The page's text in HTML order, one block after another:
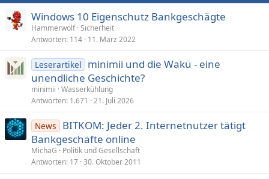
Windows 10 Eigenschutz Bankgeschägte
Hammerwolf Sicherheit
Antworten 114 11. März 2022
Leserartikel
minimii und die Wakü - eine
unendliche Geschichte?
minimii Wasserkühlung
Antworten 1.671 21. Juli 2026
News
BITKOM: Jeder 2. Internetnutzer tätigt
Bankgeschäfte online
MichaG
Politik und Gesellschaft
Antworten 17 30. Oktober 2011